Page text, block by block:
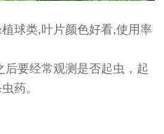
球类,叶片颜色好看,使用率
要经常观测是否起虫，起
药。